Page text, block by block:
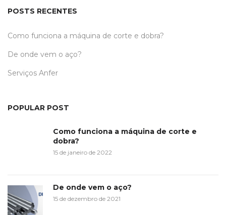
POSTS RECENTES
Como funciona a máquina de corte e dobra?
De onde vem o aço?
Serviços Anfer
POPULAR POST
Como funciona a máquina de corte e
dobra?
15 de janeiro de 2022
De onde vem o aço?
15 de dezembro de 2021